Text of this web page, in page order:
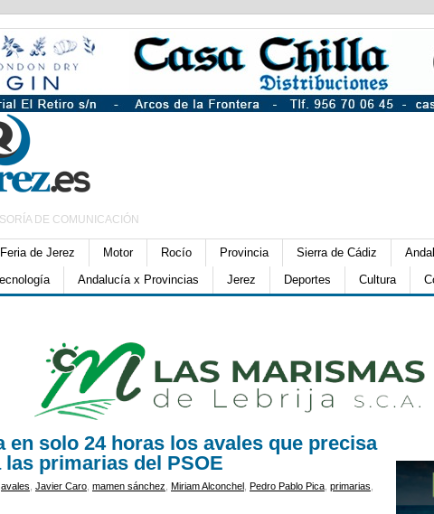
DE COMUNICACIÓN
Feria de Jerez Motor Rocío Provincia Sierra de Cádiz
Andalucía x Provincias Jerez Deportes Cultura
en solo 24 horas los avales que precisa
primarias del PSOE
avales Javier Caro mamen sánchez Miriam Alconchel Pedro Pablo Pica primarias